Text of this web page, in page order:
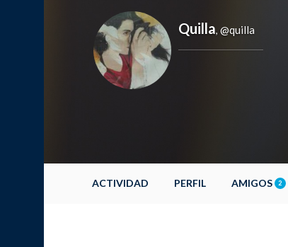
Quilla, @quilla
ACTIVIDAD PERFIL AMIGOS 2